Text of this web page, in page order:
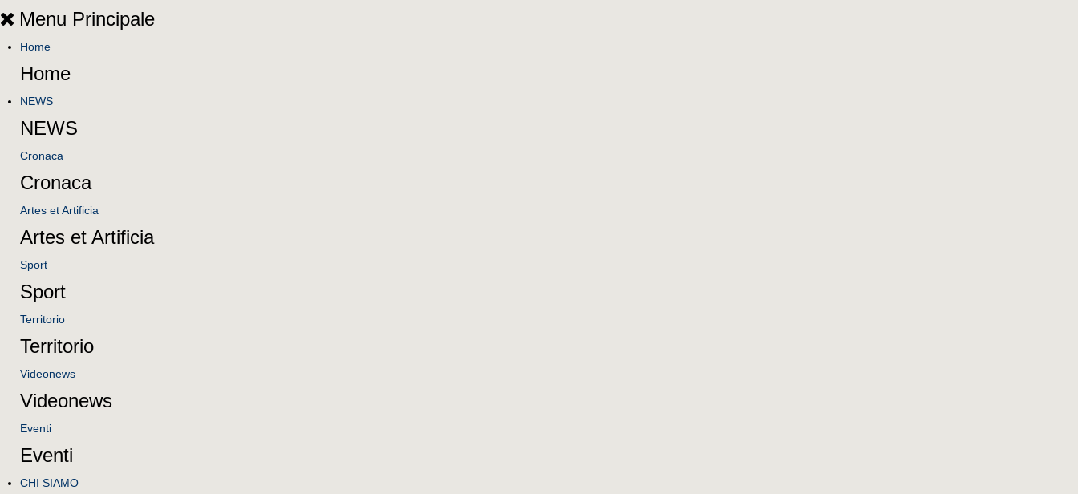
Menu Principale
Home
Home
NEWS
NEWS
Cronaca
Cronaca
Artes et Artificia
Artes et Artificia
Sport
Sport
Territorio
Territorio
Videonews
Videonews
Eventi
Eventi
CHI SIAMO